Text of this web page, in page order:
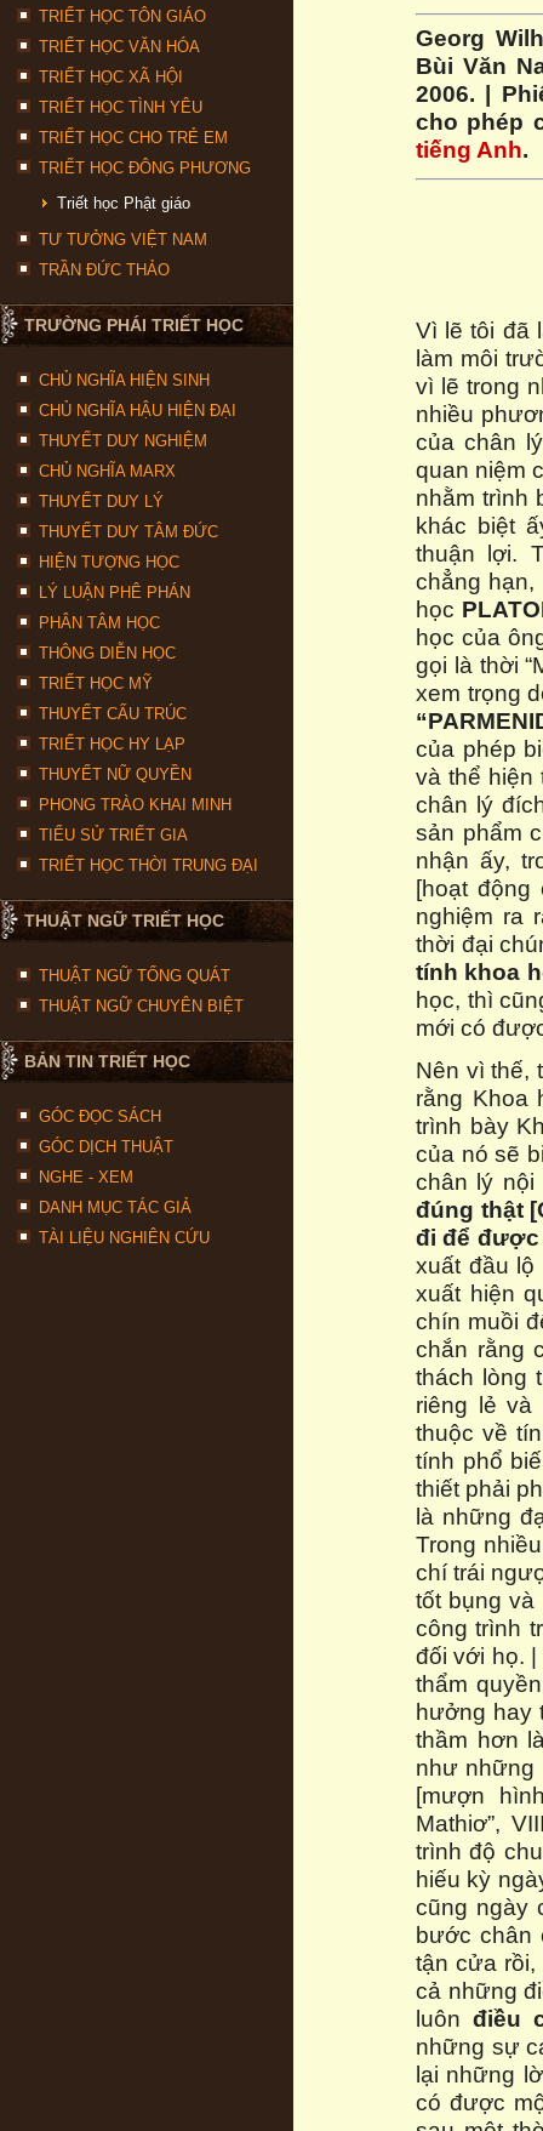
TRIẾT HỌC TÔN GIÁO
TRIẾT HỌC VĂN HÓA
TRIẾT HỌC XÃ HỘI
TRIẾT HỌC TÌNH YÊU
TRIẾT HỌC CHO TRẺ EM
TRIẾT HỌC ĐÔNG PHƯƠNG
Triết học Phật giáo
TƯ TƯỞNG VIỆT NAM
TRẦN ĐỨC THẢO
TRƯỜNG PHÁI TRIẾT HỌC
CHỦ NGHĨA HIỆN SINH
CHỦ NGHĨA HẬU HIỆN ĐẠI
THUYẾT DUY NGHIỆM
CHỦ NGHĨA MARX
THUYẾT DUY LÝ
THUYẾT DUY TÂM ĐỨC
HIỆN TƯỢNG HỌC
LÝ LUẬN PHÊ PHÁN
PHÂN TÂM HỌC
THÔNG DIỄN HỌC
TRIẾT HỌC MỸ
THUYẾT CẤU TRÚC
TRIẾT HỌC HY LẠP
THUYẾT NỮ QUYỀN
PHONG TRÀO KHAI MINH
TIỂU SỬ TRIẾT GIA
TRIẾT HỌC THỜI TRUNG ĐẠI
THUẬT NGỮ TRIẾT HỌC
THUẬT NGỮ TỔNG QUÁT
THUẬT NGỮ CHUYÊN BIỆT
BẢN TIN TRIẾT HỌC
GÓC ĐỌC SÁCH
GÓC DỊCH THUẬT
NGHE - XEM
DANH MỤC TÁC GIẢ
TÀI LIỆU NGHIÊN CỨU
Georg
Bùi Văn
2006. |
cho phép
tiếng Anh.
Vì lẽ tôi đã
làm môi
vì lẽ trong
nhiều
của chân
quan niệm
nhằm trình
khác biệt
thuận lợi.
chẳng
học
học của
gọi là thời
xem trọng
của phép
và thể hiện
chân lý
sản phẩm
nhận ấy,
[hoạt động
nghiệm ra
thời đại
tính khoa
học, thì
mới có
Nên vì thế,
rằng Khoa
trình bày
của nó sẽ
chân lý
đúng thật
đi để được
xuất đầu lộ
xuất hiện
chín muồi
chắn rằng
thách lòng
riêng lẻ
thuộc về
tính phổ
thiết phải
là những
Trong
chí trái
tốt bụng và
công trình
đối với họ. |
thẩm
hưởng hay
thầm hơn
như những
[mượn
Mathiơ”,
trình độ
hiếu kỳ
cũng ngày
bước chân
tận cửa rồi,
cả những
luôn điều
những sự
lại những
có được